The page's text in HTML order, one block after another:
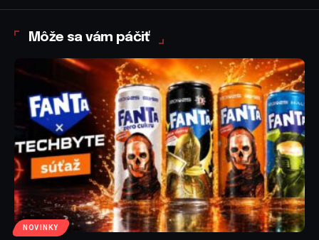
Môže sa vám páčiť
NOVINKY